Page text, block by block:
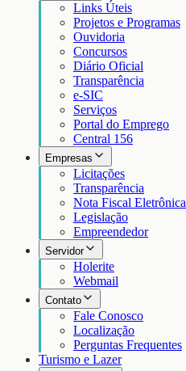
Links Úteis
Projetos e Programas
Ouvidoria
Concursos
Diário Oficial
Transparência
e-SIC
Serviços
Portal do Emprego
Central 156
Empresas
Licitações
Transparência
Nota Fiscal Eletrônica
Legislação
Empreendedor
Servidor
Holerite
Webmail
Contato
Fale Conosco
Localização
Perguntas Frequentes
Turismo e Lazer